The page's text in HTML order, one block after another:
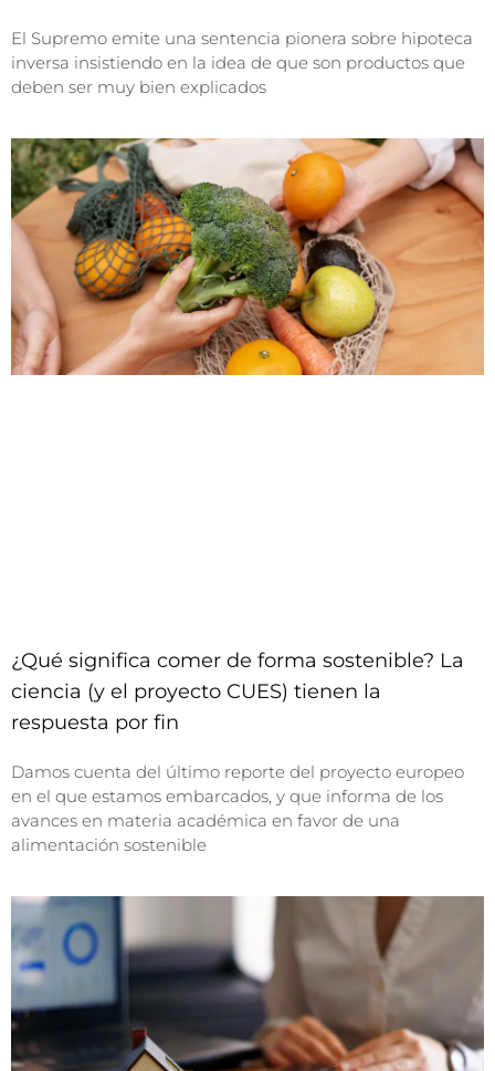
El Supremo emite una sentencia pionera sobre hipoteca
inversa insistiendo en la idea de que son productos que
deben ser muy bien explicados
¿Qué significa comer de forma sostenible? La
ciencia (y el proyecto CUES) tienen la
respuesta por fin
Damos cuenta del último reporte del proyecto europeo
en el que estamos embarcados, y que informa de los
avances en materia académica en favor de una
alimentación sostenible